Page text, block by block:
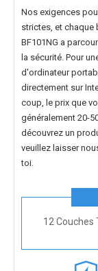
Nos exigences
strictes, et chaque
BF101NG a
la sécurité. Pour
d'ordinateur
directement sur
coup, le prix que
généralement 20-
découvrez un
veuillez laisser
toi.
12 Couches